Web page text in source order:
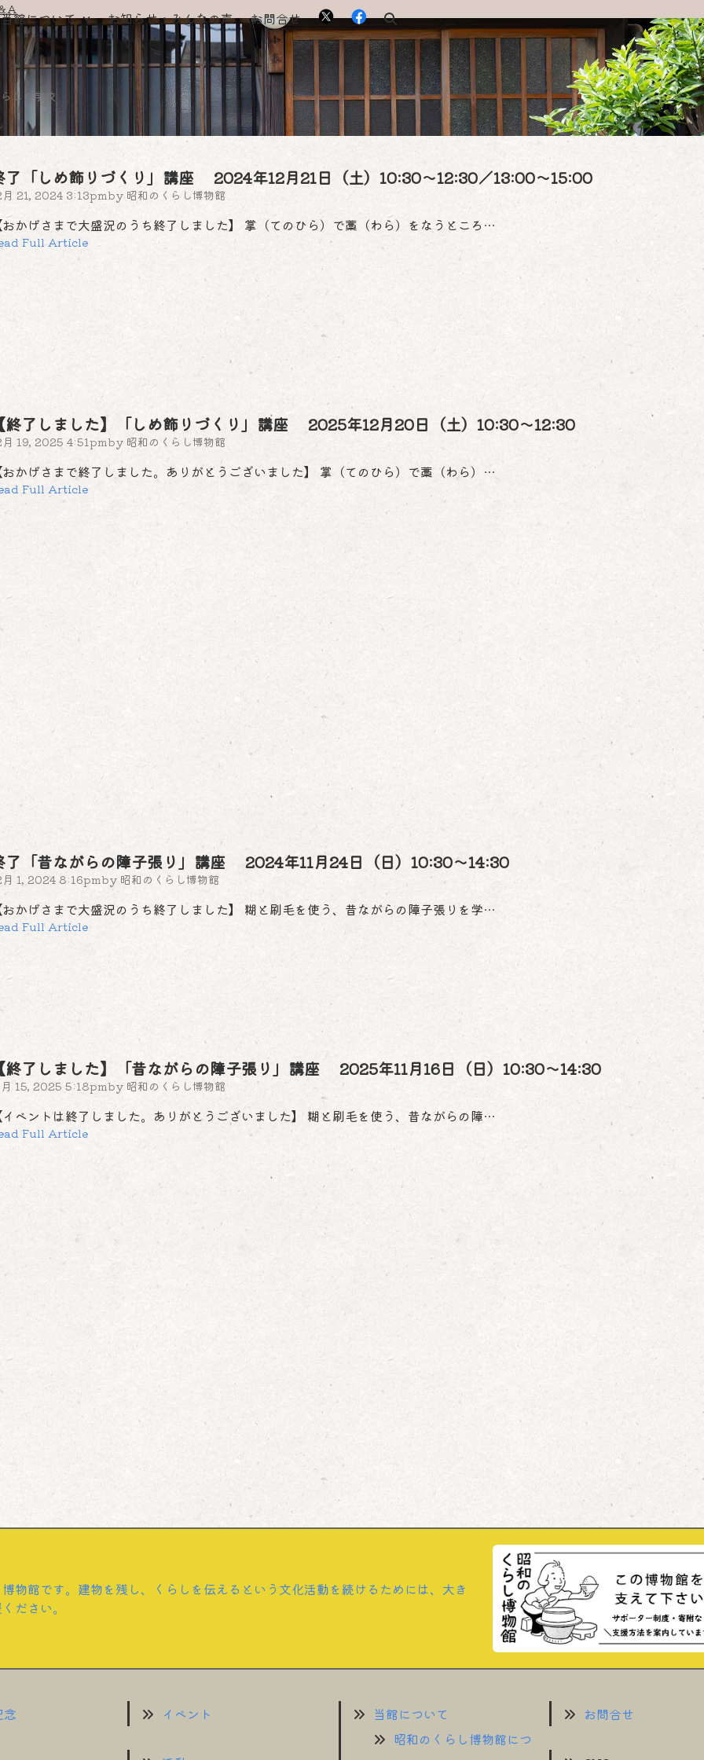
A
当館について お知らせ・みんなの声 お問合せ
しの学校
了「しめ飾りづくり」講座 2024年12月21日（土）10:30～12:30／13:00〜15:00
月 21, 2024 3:13pmby 昭和のくらし博物館
かげさまで大盛況のうち終了しました】 掌（てのひら）で藁（わら）をなうところ…
Full Article
終了しました】「しめ飾りづくり」講座 2025年12月20日（土）10:30～12:30
月 19, 2025 4:51pmby 昭和のくらし博物館
かげさまで終了しました。ありがとうございました】 掌（てのひら）で藁（わら）…
Full Article
了「昔ながらの障子張り」講座 2024年11月24日（日）10:30～14:30
月 1, 2024 8:16pmby 昭和のくらし博物館
かげさまで大盛況のうち終了しました】 糊と刷毛を使う、昔ながらの障子張りを学…
Full Article
終了しました】「昔ながらの障子張り」講座 2025年11月16日（日）10:30～14:30
月 15, 2025 5:18pmby 昭和のくらし博物館
ベントは終了しました。ありがとうございました】 糊と刷毛を使う、昔ながらの障…
Full Article
物館です。建物を残し、くらしを伝えるという文化活動を続けるためには、大き
ださい。
イベント
当館について
昭和のくらし博物館につ
お問合せ